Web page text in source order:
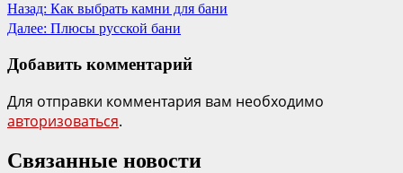
Назад: Как выбрать камни для бани
Далее: Плюсы русской бани
Добавить комментарий
Для отправки комментария вам необходимо
авторизоваться.
Связанные новости